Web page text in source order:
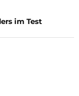
im Test